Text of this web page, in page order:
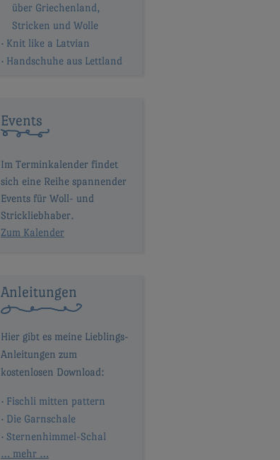
über Griechenland,
Stricken und Wolle
Knit like a Latvian
Handschuhe aus Lettland
Events
Im Terminkalender findet
sich eine Reihe spannender
Events für Woll- und
Strickliebhaber.
Zum Kalender
Anleitungen
Fischli mitten pattern
Die Garnschale
Sternenhimmel-Schal
… mehr …